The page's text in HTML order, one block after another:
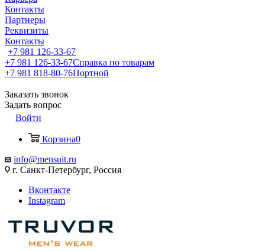
Контакты
Партнеры
Реквизиты
Контакты
+7 981 126-33-67
+7 981 126-33-67Справка по товарам
+7 981 818-80-76Портной
Заказать звонок
Задать вопрос
Войти
Корзина0
info@mensuit.ru
г. Санкт-Петербург, Россия
Вконтакте
Instagram